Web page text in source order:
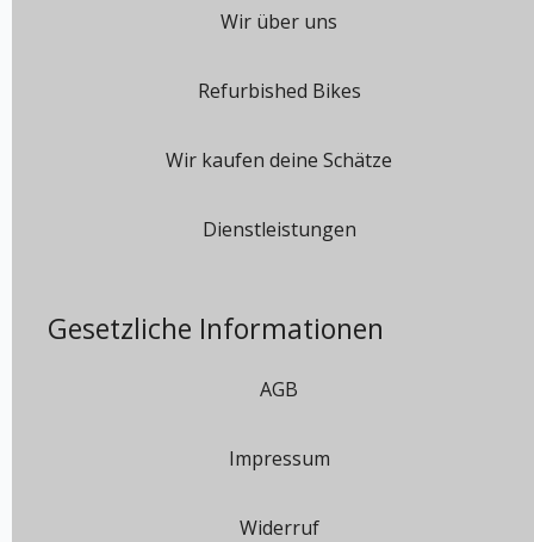
Wir über uns
Refurbished Bikes
Wir kaufen deine Schätze
Dienstleistungen
Gesetzliche Informationen
AGB
Impressum
Widerruf